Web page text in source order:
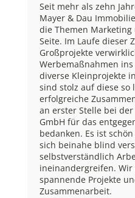
Seit mehr als zehn
Mayer & Dau
die Themen
Seite. Im Laufe dieser
Großprojekte
Werbemaßnahmen
diverse Kleinprojekte
sind stolz auf diese so
erfolgreiche
an erster Stelle bei
GmbH für das
bedanken. Es ist
sich beinahe blind
selbstverständlich
ineinandergreifen.
spannende Projekte
Zusammenarbeit.